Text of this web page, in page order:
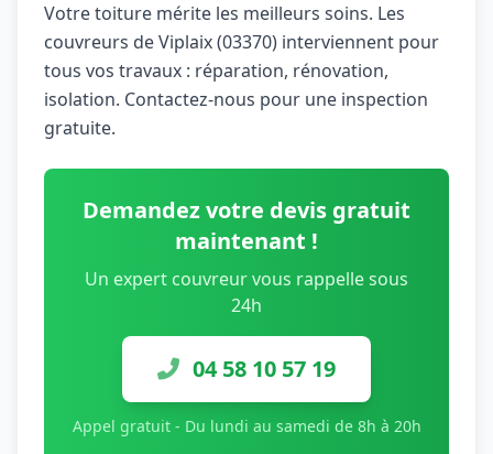
Votre toiture mérite les meilleurs soins. Les
couvreurs de Viplaix (03370) interviennent pour
tous vos travaux : réparation, rénovation,
isolation. Contactez-nous pour une inspection
gratuite.
Demandez votre devis gratuit
maintenant !
Un expert couvreur vous rappelle sous
24h
04 58 10 57 19
Appel gratuit - Du lundi au samedi de 8h à 20h